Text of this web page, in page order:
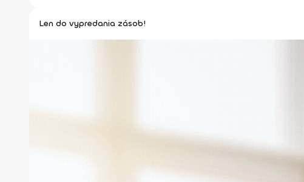
Len do vypredania zásob!